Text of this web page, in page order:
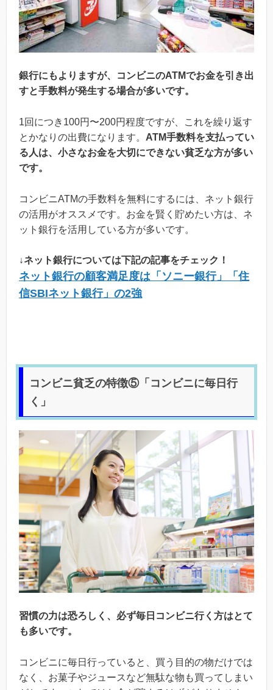
銀行にもよりますが、コンビニのATMでお金を引き出
すと手数料が発生する場合が多いです。
1回につき100円〜200円程度ですが、これを繰り返す
とかなりの出費になります。 ATM手数料を支払ってい
る人は、小さなお金を大切にできない貧乏な方が多い
です。
コンビニATMの手数料を無料にするには、ネット銀行
の活用がオススメです。お金を賢く貯めたい方は、ネ
ット銀行を活用している方が多いです。
↓ネット銀行については下記の記事をチェック！
ネット銀行の顧客満足度は「ソニー銀行」「住
信SBIネット銀行」の2強
コンビニ貧乏の特徴⑤「コンビニに毎日行
く」
習慣の力は恐ろしく、必ず毎日コンビニ行く方はとて
も多いです。
コンビニに毎日行っていると、買う目的の物だけでは
なく、お菓子やジュースなど無駄な物も買ってしまい